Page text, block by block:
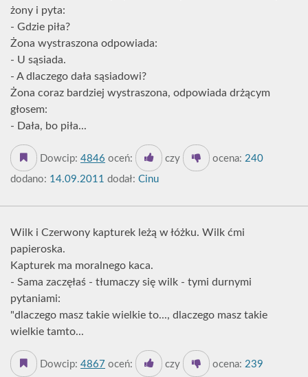
żony i pyta:
- Gdzie piła?
Żona wystraszona odpowiada:
- U sąsiada.
- A dlaczego dała sąsiadowi?
Żona coraz bardziej wystraszona, odpowiada drżącym
głosem:
- Dała, bo piła...
Dowcip: 4846 oceń: czy ocena: 240
dodano: 14.09.2011 dodał: Cinu
Wilk i Czerwony kapturek leżą w łóżku. Wilk ćmi
papieroska.
Kapturek ma moralnego kaca.
- Sama zaczęłaś - tłumaczy się wilk - tymi durnymi
pytaniami:
"dlaczego masz takie wielkie to..., dlaczego masz takie
wielkie tamto...
Dowcip: 4867 oceń: czy ocena: 239